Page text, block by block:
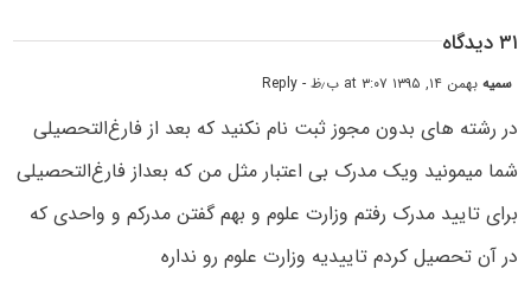
۳۱ دیدگاه
سمیهبهمن ۱۴, ۱۳۹۵ at ۳:۰۷ ب٫ظ - Reply
در رشته های بدون مجوز ثبت نام نکنید که بعد از فارغ‌التحصیلی
شما میمونید ویک مدرک بی اعتبار مثل من که بعداز فارغ‌التحصیلی
برای تایید مدرک رفتم وزارت علوم و بهم گفتن مدرکم و واحدی که
در آن تحصیل کردم تاییدیه وزارت علوم رو نداره